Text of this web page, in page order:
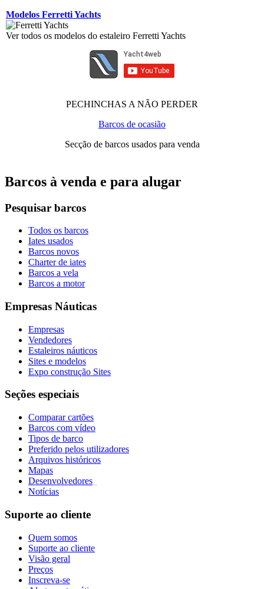
Modelos Ferretti Yachts
Ver todos os modelos do estaleiro Ferretti Yachts
PECHINCHAS A NÃO PERDER
Barcos de ocasião
Secção de barcos usados para venda
Barcos à venda e para alugar
Pesquisar barcos
Todos os barcos
Iates usados
Barcos novos
Charter de iates
Barcos a vela
Barcos a motor
Empresas Náuticas
Empresas
Vendedores
Estaleiros náuticos
Sites e modelos
Expo construção Sites
Seções especiais
Comparar cartões
Barcos com vídeo
Tipos de barco
Preferido pelos utilizadores
Arquivos históricos
Mapas
Desenvolvedores
Notícias
Suporte ao cliente
Quem somos
Suporte ao cliente
Visão geral
Preços
Inscreva-se